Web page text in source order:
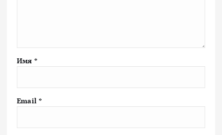
Имя *
Email *